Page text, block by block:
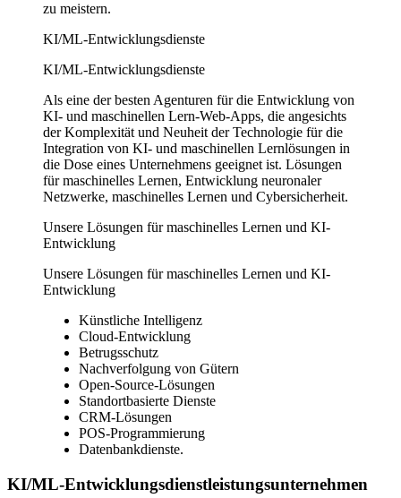
zu meistern.
KI/ML-Entwicklungsdienste
KI/ML-Entwicklungsdienste
Als eine der besten Agenturen für die Entwicklung von
KI- und maschinellen Lern-Web-Apps, die angesichts
der Komplexität und Neuheit der Technologie für die
Integration von KI- und maschinellen Lernlösungen in
die Dose eines Unternehmens geeignet ist. Lösungen
für maschinelles Lernen, Entwicklung neuronaler
Netzwerke, maschinelles Lernen und Cybersicherheit.
Unsere Lösungen für maschinelles Lernen und KI-
Entwicklung
Unsere Lösungen für maschinelles Lernen und KI-
Entwicklung
Künstliche Intelligenz
Cloud-Entwicklung
Betrugsschutz
Nachverfolgung von Gütern
Open-Source-Lösungen
Standortbasierte Dienste
CRM-Lösungen
POS-Programmierung
Datenbankdienste.
KI/ML-Entwicklungsdienstleistungsunternehmen